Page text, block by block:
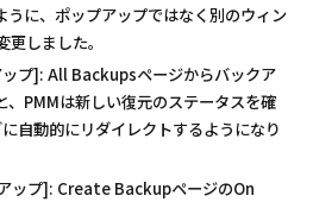
うに、ポップアップではなく別のウィン
しました。
プ]: All Backupsページからバックア
、PMMは新しい復元のステータスを確
自動的にリダイレクトするようになり
ップ]: Create BackupページのOn